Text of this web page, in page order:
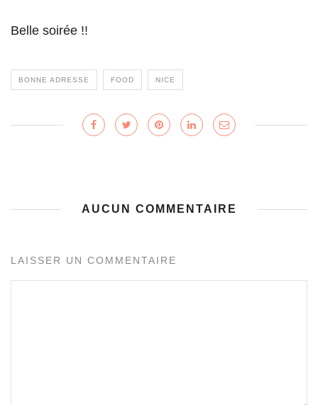
Belle soirée !!
BONNE ADRESSE FOOD NICE
AUCUN COMMENTAIRE
LAISSER UN COMMENTAIRE